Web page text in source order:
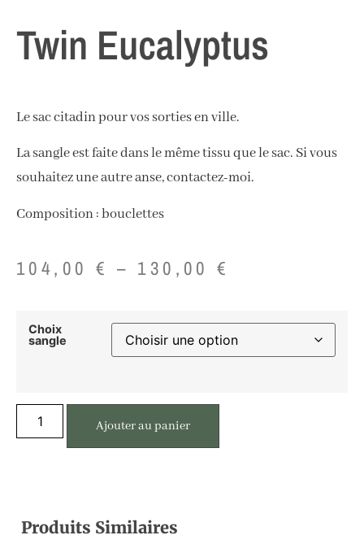
Twin Eucalyptus
Le sac citadin pour vos sorties en ville.
La sangle est faite dans le même tissu que le sac. Si vous
souhaitez une autre anse, contactez-moi.
Composition : bouclettes
104,00 € – 130,00€
Choix
sangle
Ajouter au panier
Produits Similaires